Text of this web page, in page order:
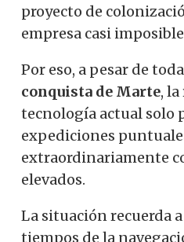
proyecto de
empresa casi
Por eso, a pesar de
conquista de Marte,
tecnología actual solo
expediciones
extraordinariamente
elevados.
La situación recuerda
tiempos de la